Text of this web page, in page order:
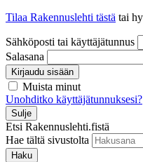
Tilaa Rakennuslehti tästä tai
Sähköposti tai käyttäjätunnus
Salasana
Kirjaudu sisään
Muista minut
Unohditko käyttäjätunnuksesi?
Sulje
Etsi Rakennuslehti.fistä
Hae tältä sivustolta
Haku